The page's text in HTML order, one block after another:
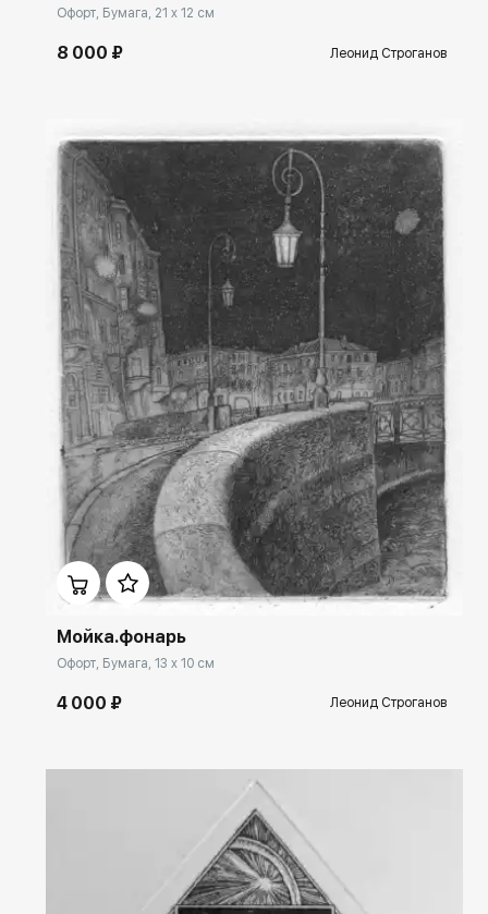
Офорт, Бумага, 21 x 12 см
8 000 ₽ Леонид Строганов
Домен: rakovgallery.ru
Мойка.фонарь
Офорт, Бумага, 13 x 10 см
4 000 ₽ Леонид Строганов